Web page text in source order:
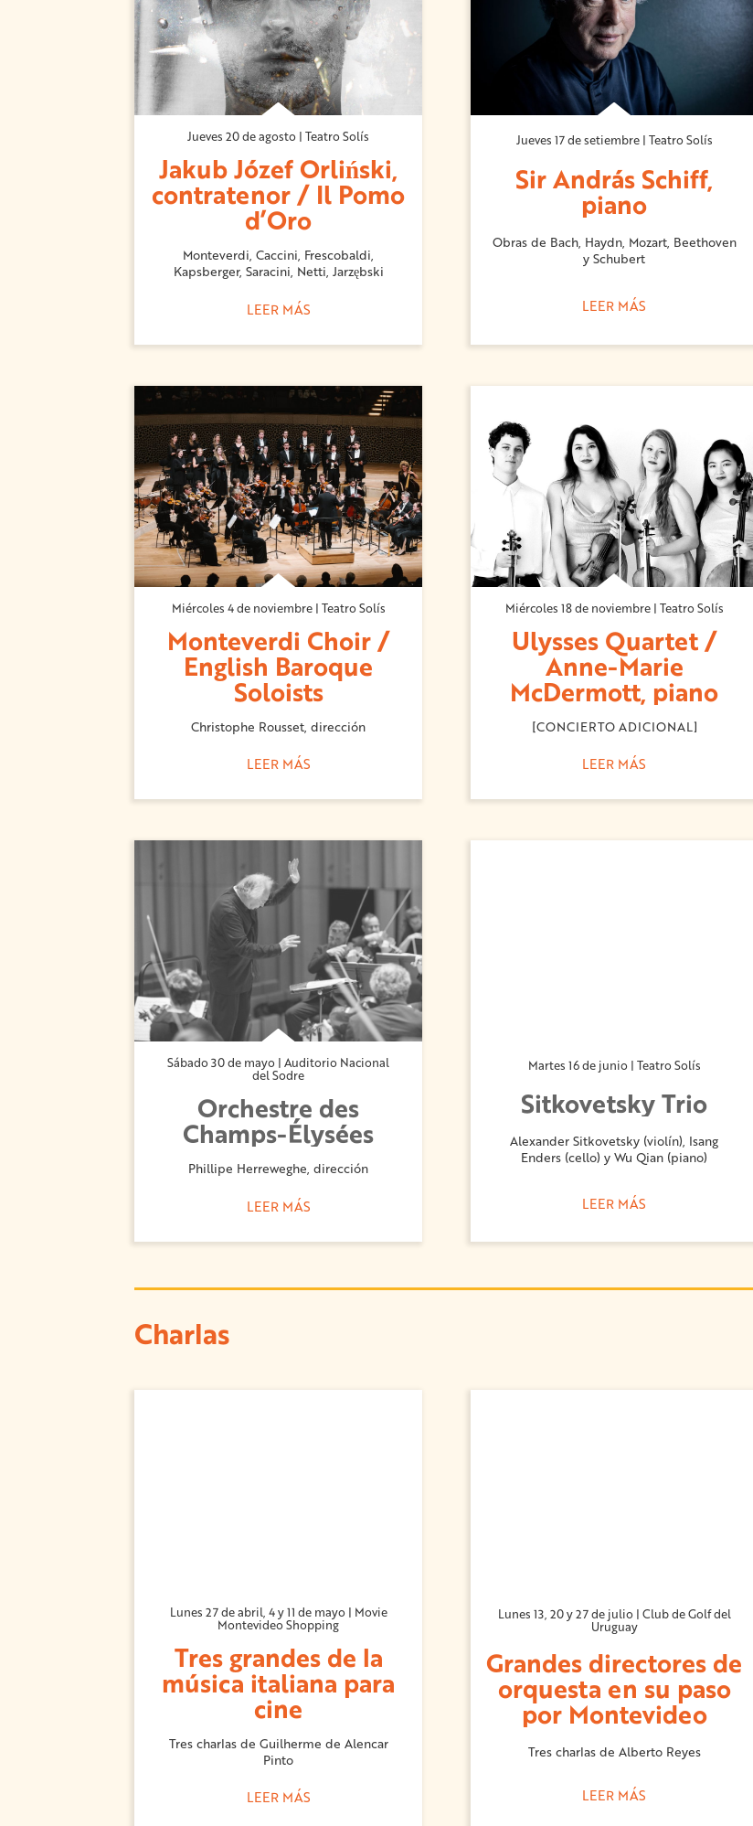
Jueves 20 de agosto | Teatro Solís
Jakub Józef Orliński,
contratenor / Il Pomo
d’Oro
Monteverdi, Caccini, Frescobaldi,
Kapsberger, Saracini, Netti, Jarzębski
LEER MÁS
Jueves 17 de setiembre | Teatro Solís
Sir András Schiff,
piano
Obras de Bach, Haydn, Mozart, Beethoven
y Schubert
LEER MÁS
Miércoles 4 de noviembre | Teatro Solís
Monteverdi Choir /
English Baroque
Soloists
Christophe Rousset, dirección
LEER MÁS
Miércoles 18 de noviembre | Teatro Solís
Ulysses Quartet /
Anne-Marie
McDermott, piano
[CONCIERTO ADICIONAL]
LEER MÁS
Sábado 30 de mayo | Auditorio Nacional
del Sodre
Orchestre des
Champs-Élysées
Phillipe Herreweghe, dirección
LEER MÁS
Martes 16 de junio | Teatro Solís
Sitkovetsky Trio
Alexander Sitkovetsky (violín), Isang
Enders (cello) y Wu Qian (piano)
LEER MÁS
Charlas
Lunes 27 de abril, 4 y 11 de mayo | Movie
Montevideo Shopping
Tres grandes de la
música italiana para
cine
Tres charlas de Guilherme de Alencar
Pinto
LEER MÁS
Lunes 13, 20 y 27 de julio | Club de Golf del
Uruguay
Grandes directores de
orquesta en su paso
por Montevideo
Tres charlas de Alberto Reyes
LEER MÁS